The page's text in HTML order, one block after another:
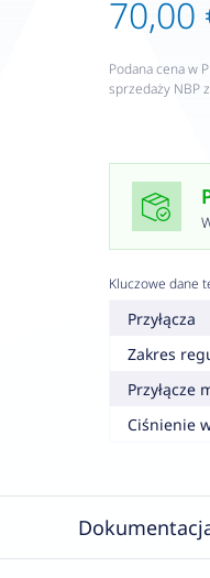
70,00
Podana cena w
sprzedaży NBP
Kluczowe dane
Przyłącza
Zakres
Przyłącze
Ciśnienie